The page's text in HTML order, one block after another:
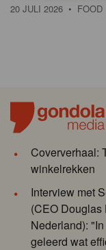
20 JULI 2026 • FOOD
Coververhaal:
winkelrekken
Interview met
(CEO Douglas
Nederland):
geleerd wat